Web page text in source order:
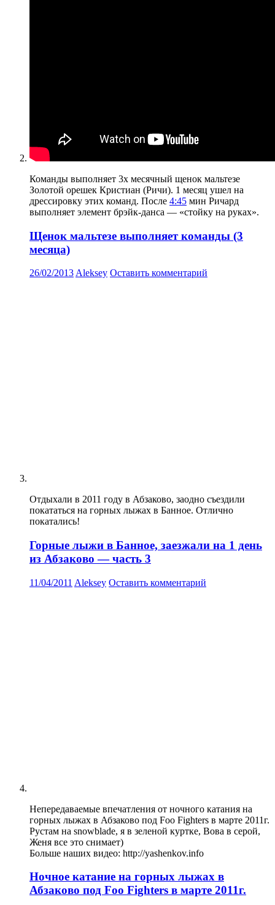
Команды выполняет 3х месячный щенок мальтезе
Золотой орешек Кристиан (Ричи). 1 месяц ушел на
дрессировку этих команд. После 4:45 мин Ричард
выполняет элемент брэйк-данса — «стойку на руках».
Щенок мальтезе выполняет команды (3
месяца)
26/02/2013 Aleksey Оставить комментарий
Отдыхали в 2011 году в Абзаково, заодно съездили
покататься на горных лыжах в Банное. Отлично
покатались!
Горные лыжи в Банное, заезжали на 1 день
из Абзаково — часть 3
11/04/2011 Aleksey Оставить комментарий
Непередаваемые впечатления от ночного катания на
горных лыжах в Абзаково под Foo Fighters в марте 2011г.
Рустам на snowblade, я в зеленой куртке, Вова в серой,
Женя все это снимает)
Больше наших видео: http://yashenkov.info
Ночное катание на горных лыжах в
Абзаково под Foo Fighters в марте 2011г.